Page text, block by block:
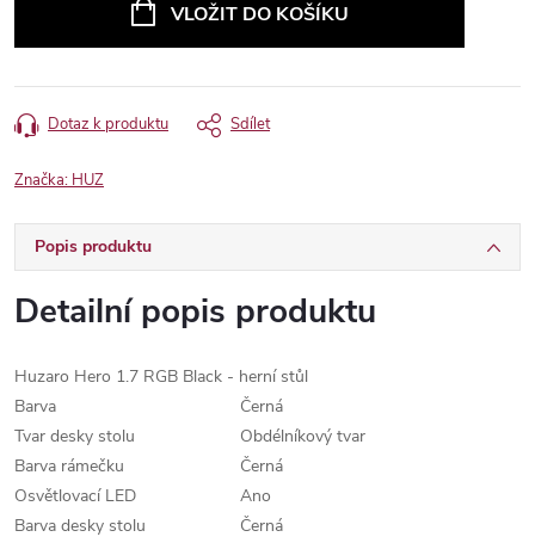
VLOŽIT DO KOŠÍKU
Dotaz k produktu Sdílet
Značka: HUZ
Popis produktu
Detailní popis produktu
Huzaro Hero 1.7 RGB Black - herní stůl
Barva
Černá
Tvar desky stolu
Obdélníkový tvar
Barva rámečku
Černá
Osvětlovací LED
Ano
Barva desky stolu
Černá